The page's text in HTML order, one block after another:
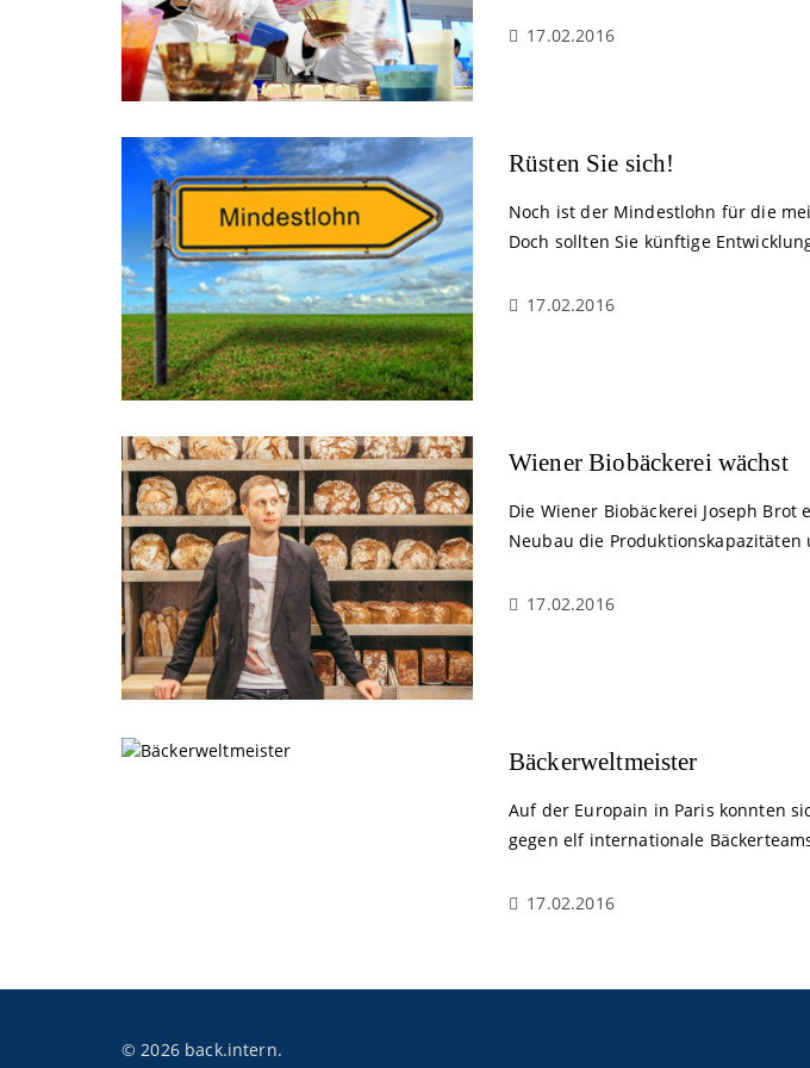
17.02.2016
Rüsten Sie sich!
Noch ist der Mindestlohn für die
Doch sollten Sie künftige
17.02.2016
Wiener Biobäckerei wächst
Die Wiener Biobäckerei Joseph
Neubau die Produktionskapazitäten
17.02.2016
Bäckerweltmeister
Auf der Europain in Paris konnten
gegen elf internationale
17.02.2016
© 2026 back.intern.